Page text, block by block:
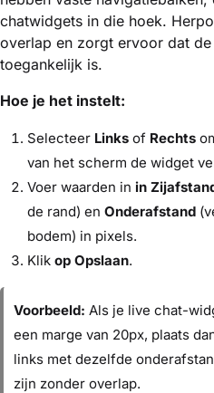
chatwidgets in die hoek.
overlap en zorgt ervoor dat
toegankelijk is.
Hoe je het instelt:
Selecteer Links of Rechts
van het scherm de widget
Voer waarden in in
de rand) en Onderafstand
bodem) in pixels.
Klik op Opslaan.
Voorbeeld: Als je live chat-
een marge van 20px, plaats
links met dezelfde
zijn zonder overlap.